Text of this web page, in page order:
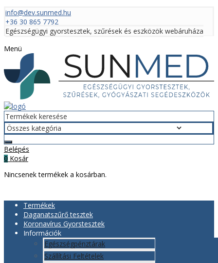
info@dev.sunmed.hu
+36 30 865 7792
Egészségügyi gyorstesztek, szűrések és eszközök webáruháza
Menü
Belépés
0 Kosár
Nincsenek termékek a kosárban.
Termékek
Daganatszűrő tesztek
Koronavírus Gyorstesztek
Információk
Egészségpénztárak
Szállítási Feltételek